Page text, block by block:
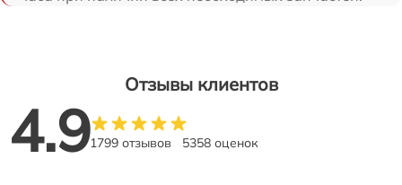
Отзывы клиентов
4.91799 отзывов 5358 оценок